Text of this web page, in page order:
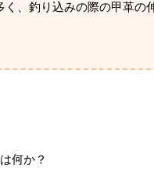
、釣り込みの際の甲革